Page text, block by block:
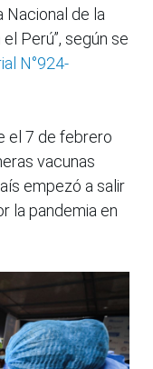
Nacional de la
Perú”, según se
N°924-
el 7 de febrero
vacunas
empezó a salir
la pandemia en